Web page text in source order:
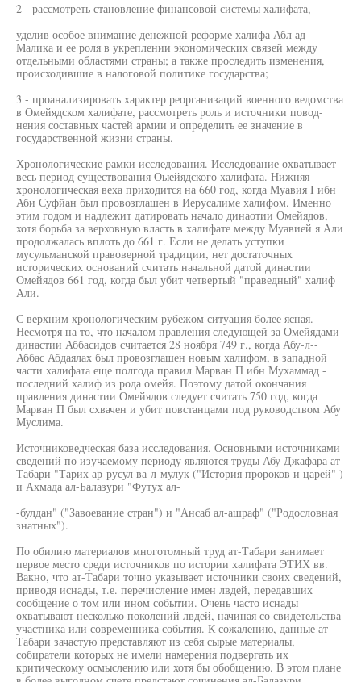
2 - рассмотреть становление финансовой системы халифата,
уделив особое внимание денежной реформе халифа Абл ад-
Малика и ее роля в укреплении экономических связей между
отдельными областями страны; а также проследить изменения,
происходившие в налоговой политике государства;
3 - проанализировать характер реорганизаций военного ведомства
в Омейядском халифате, рассмотреть роль и источники повод-
нения составных частей армии и определить ее значение в
государственной жизни страны.
Хронологические рамки исследования. Исследование охватывает
весь период существования Оыейядского халифата. Нижняя
хронологическая веха приходится на 660 год, когда Муавия I ибн
Аби Суфйан был провозглашен в Иерусалиме халифом. Именно
этим годом и надлежит датировать начало динаотии Омейядов,
хотя борьба за верховную власть в халифате между Муавией я Али
продолжалась вплоть до 661 г. Если не делать уступки
мусульманской правоверной традиции, нет достаточных
исторических оснований считать начальной датой династии
Омейядов 661 год, когда был убит четвертый "праведный" халиф
Али.
С верхним хронологическим рубежом ситуация более ясная.
Несмотря на то, что началом правления следующей за Омейядами
династии Аббасидов считается 28 ноября 749 г., когда Абу-л--
Аббас Абдаялах был провозглашен новым халифом, в западной
части халифата еще полгода правил Марван П ибн Мухаммад -
последний халиф из рода омейя. Поэтому датой окончания
правления династии Омейядов следует считать 750 год, когда
Марван П был схвачен и убит повстанцами под руководством Абу
Муслима.
Источниковедческая база исследования. Основными источниками
сведений по изучаемому периоду являются труды Абу Джафара ат-
Табари "Тарих ар-русул ва-л-мулук ("История пророков и царей" )
и Ахмада ал-Балазури "Футух ал-
-булдан" ("Завоевание стран") и "Ансаб ал-ашраф" ("Родословная
знатных").
По обилию материалов многотомный труд ат-Табари занимает
первое место среди источников по истории халифата ЭТИХ вв.
Вакно, что ат-Табари точно указывает источники своих сведений,
приводя иснады, т.е. перечисление имен лвдей, передавших
сообщение о том или ином событии. Очень часто иснады
охватывают несколько поколений лвдей, начиная со свидетельства
участника или современника события. К сожалению, данные ат-
Табари зачастую представляют из себя сырые материалы,
собиратели которых не имели намерения подвергать их
критическому осмыслению или хотя бы обобщению. В этом плане